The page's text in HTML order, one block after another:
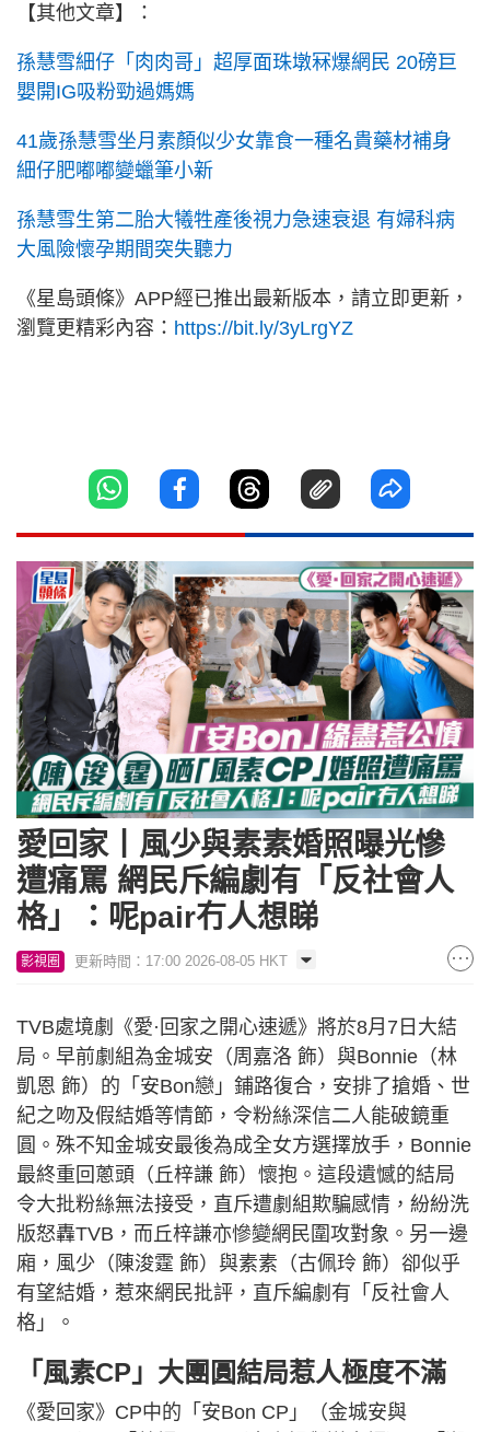
【其他文章】：
孫慧雪細仔「肉肉哥」超厚面珠墩冧爆網民 20磅巨
嬰開IG吸粉勁過媽媽
41歲孫慧雪坐月素顏似少女靠食一種名貴藥材補身
細仔肥嘟嘟變蠟筆小新
孫慧雪生第二胎大犧牲產後視力急速衰退 有婦科病
大風險懷孕期間突失聽力
《星島頭條》APP經已推出最新版本，請立即更新，
瀏覽更精彩內容： https://bit.ly/3yLrgYZ
愛回家丨風少與素素婚照曝光慘
遭痛罵 網民斥編劇有「反社會人
格」：呢pair冇人想睇
影視圈 更新時間：17:00 2026-08-05 HKT
TVB處境劇《愛·回家之開心速遞》將於8月7日大結
局。早前劇組為金城安（周嘉洛 飾）與Bonnie（林
凱恩 飾）的「安Bon戀」鋪路復合，安排了搶婚、世
紀之吻及假結婚等情節，令粉絲深信二人能破鏡重
圓。殊不知金城安最後為成全女方選擇放手，Bonnie
最終重回蔥頭（丘梓謙 飾）懷抱。這段遺憾的結局
令大批粉絲無法接受，直斥遭劇組欺騙感情，紛紛洗
版怒轟TVB，而丘梓謙亦慘變網民圍攻對象。另一邊
廂，風少（陳浚霆 飾）與素素（古佩玲 飾）卻似乎
有望結婚，惹來網民批評，直斥編劇有「反社會人
格」。
「風素CP」大團圓結局惹人極度不滿
《愛回家》CP中的「安Bon CP」（金城安與